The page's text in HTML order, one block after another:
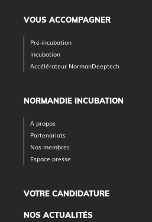
VOUS ACCOMPAGNER
Pré-incubation
Incubation
Accélérateur NormanDeeptech
NORMANDIE INCUBATION
A propos
Partenariats
Nos membres
Espace presse
VOTRE CANDIDATURE
NOS ACTUALITÉS